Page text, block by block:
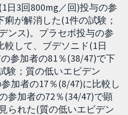
日3回800mg／回)投与の参
が解消した(1件の試験；
ンス)。プラセボ投与の参
較して、ブデソニド(1日
参加者の81％(38/47)で下
験；質の低いエビデン
加者の17％(8/47)に比較し
参加者の72％(34/47)で顕
られた(質の低いエビデン